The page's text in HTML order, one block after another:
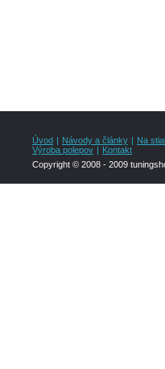
Úvod | Návody a články | Na
Výroba polepov | Kontakt
Copyright © 2008 - 2009